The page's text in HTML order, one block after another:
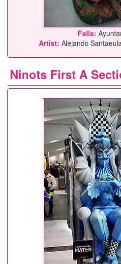
Falla:
Artist: Alejando
Ninots First A